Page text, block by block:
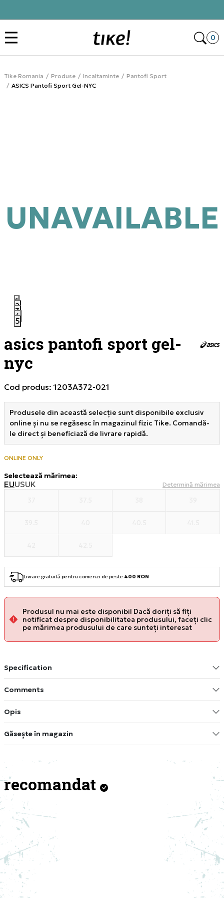
0
Tike Romania Produse Incaltaminte
Pantofi Sport
ASICS Pantofi Sport Gel-NYC
1
2
3
4
5
UNAVAILABLE
asics pantofi sport gel-
nyc
Cod produs:1203A372-021
Produsele din această selecție sunt disponibile exclusiv
online și nu se regăsesc în magazinul fizic Tike. Comandă-
le direct și beneficiază de livrare rapidă.
ONLINE ONLY
Selectează mărimea:
EUUSUK Determină mărimea
Livrare gratuită pentru comenzi de peste 400 RON
Produsul nu mai este disponibil Dacă doriți să fiți
notificat despre disponibilitatea produsului, faceți clic
pe mărimea produsului de care sunteți interesat
Specification
Comments
Opis
Găsește în magazin
recomandat
NEW NEW